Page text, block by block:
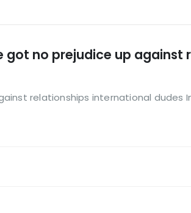
no prejudice up against
relationships international dudes